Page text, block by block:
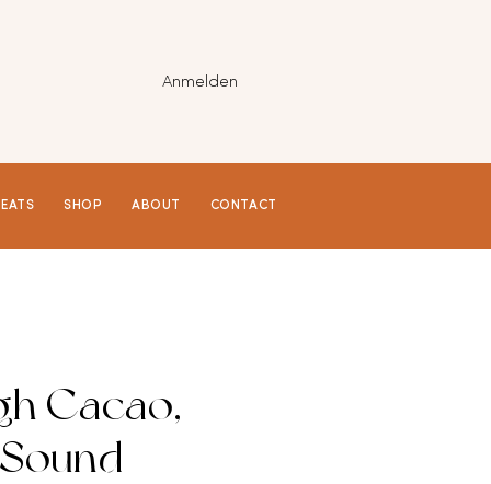
Anmelden
SHOP ABOUT CONTACT
Cacao,